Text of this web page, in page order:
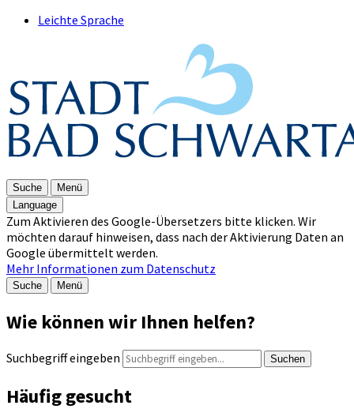
Leichte Sprache
Suche
Menü
Language
Zum Aktivieren des Google-Übersetzers bitte klicken. Wir
möchten darauf hinweisen, dass nach der Aktivierung Daten an
Google übermittelt werden.
Mehr Informationen zum Datenschutz
Suche Menü
Wie können wir Ihnen helfen?
Suchbegriff eingeben Suchen
Häufig gesucht